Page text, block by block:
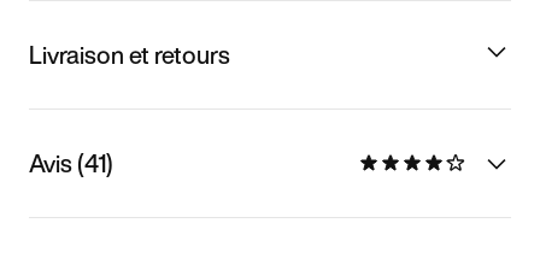
Livraison et retours
Avis (41)